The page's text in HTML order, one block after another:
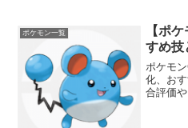
ポケモン一覧
【ポ
すめ技
ポケモ
化、お
合評価